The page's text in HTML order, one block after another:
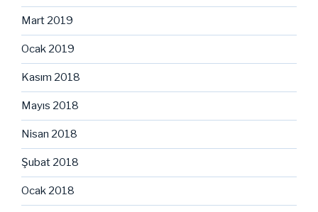
Mart 2019
Ocak 2019
Kasım 2018
Mayıs 2018
Nisan 2018
Şubat 2018
Ocak 2018